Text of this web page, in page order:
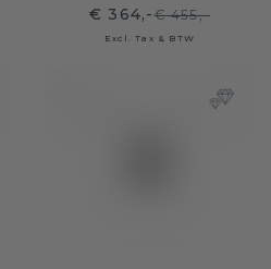
€ 364,-€ 455,-
Excl. Tax & BTW